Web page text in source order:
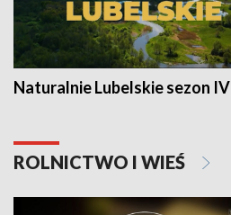
Naturalnie Lubelskie sezon IV
ROLNICTWO I WIEŚ